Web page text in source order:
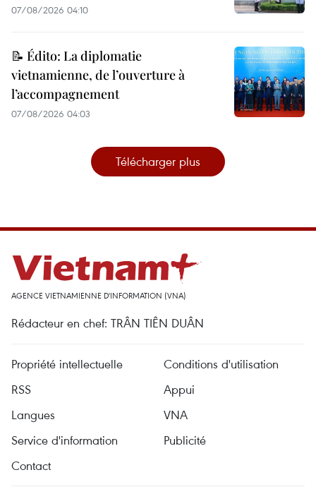
07/08/2026 04:10
📝 Édito: La diplomatie
vietnamienne, de l’ouverture à
l’accompagnement
07/08/2026 04:03
Télécharger plus
AGENCE VIETNAMIENNE D'INFORMATION (VNA)
Rédacteur en chef: TRÂN TIÊN DUÂN
Propriété intellectuelle
Conditions d'utilisation
RSS
Appui
Langues
VNA
Service d'information
Publicité
Contact